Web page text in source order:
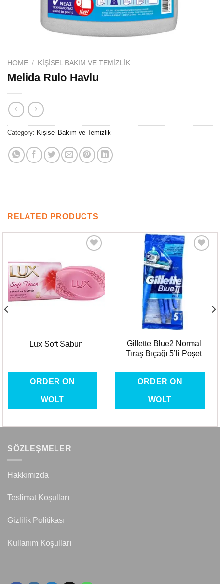
HOME / KIŞISEL BAKIM VE TEMIZLIK
Melida Rulo Havlu
Category: Kişisel Bakım ve Temizlik
RELATED PRODUCTS
Favorilere
Ekle
Lux Soft Sabun
ORDER ON
WOLT
Gillette Blue2 Normal
Tıraş Bıçağı 5’li Poşet
ORDER ON
WOLT
SÖZLEŞMELER
Hakkımızda
Teslimat Koşulları
Gizlilik Politikası
Kullanım Koşulları